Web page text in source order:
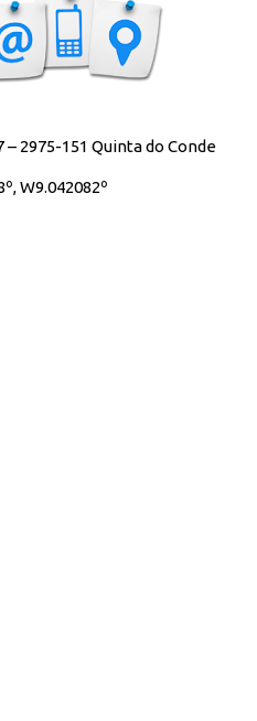
– 2975-151 Quinta do Conde
W9.042082º